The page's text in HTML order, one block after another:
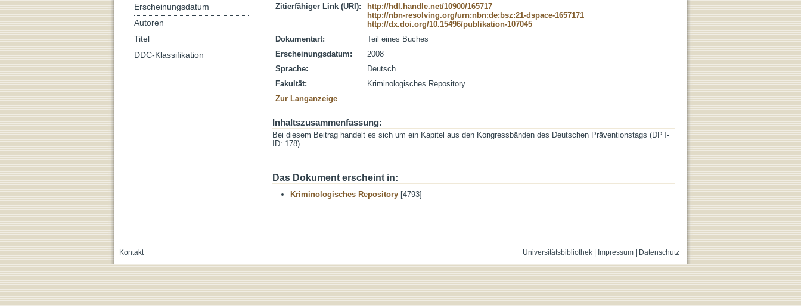
Zitierfähiger Link (URI):
http://hdl.handle.net/10900/165717
http://nbn-resolving.org/urn:nbn:de:bsz:21-dspace-1657171
http://dx.doi.org/10.15496/publikation-107045
Dokumentart:
Teil eines Buches
Erscheinungsdatum:
2008
Sprache:
Deutsch
Fakultät:
Kriminologisches Repository
Zur Langanzeige
Inhaltszusammenfassung:
Bei diesem Beitrag handelt es sich um ein Kapitel aus den Kongressbänden des Deutschen Präventionstags (DPT-
ID: 178).
Das Dokument erscheint in:
Kriminologisches Repository [4793]
Erscheinungsdatum
Autoren
Titel
DDC-Klassifikation
Universitätsbibliothek| Impressum| Datenschutz
Kontakt